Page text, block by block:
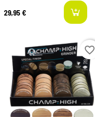
29,95 €
favorite_border